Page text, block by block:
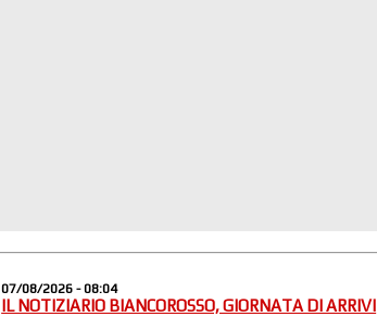
07/08/2026 - 08:04
IL NOTIZIARIO BIANCOROSSO, GIORNATA DI ARRIVI